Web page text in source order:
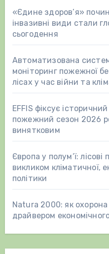
«Єдине здоров’я»
інвазивні види стали
сьогодення
Автоматизована
моніторинг пожежної
лісах у час війни та
EFFIS фіксує
пожежний сезон 2026
винятковим
Європа у полум’ї:
викликом кліматичної,
політики
Natura 2000: як
драйвером